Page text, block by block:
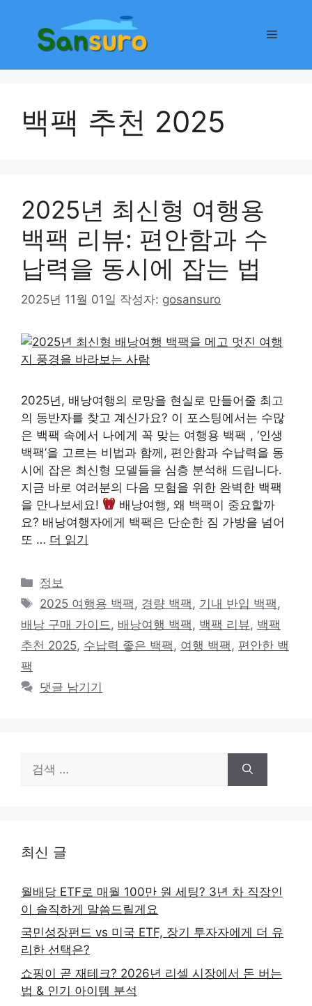
메
백팩 추천 2025
2025년 최신형 여행용
백팩 리뷰: 편안함과 수
납력을 동시에 잡는 법
2025년 11월 01일 작성자: gosansuro
2025년, 배낭여행의 로망을 현실로 만들어줄 최고
의 동반자를 찾고 계신가요? 이 포스팅에서는 수많
은 백팩 속에서 나에게 꼭 맞는 여행용 백팩 , ‘인생
백팩’을 고르는 비법과 함께, 편안함과 수납력을 동
시에 잡은 최신형 모델들을 심층 분석해 드립니다.
지금 바로 여러분의 다음 모험을 위한 완벽한 백팩
을 만나보세요!
배낭여행, 왜 백팩이 중요할까
요? 배낭여행자에게 백팩은 단순한 짐 가방을 넘어
또 … 더 읽기
카
테
리
정보
태
그
2025 여행용 백팩 , 경량 백팩 , 기내 반입 백팩 ,
배낭 구매 가이드 , 배낭여행 백팩 , 백팩 리뷰, 백팩
추천 2025, 수납력 좋은 백팩 , 여행 백팩 , 편안한 백
팩
댓글 남기기
색:
최신 글
월배당 ETF로 매월 100만 원 세팅? 3년 차 직장인
이 솔직하게 말씀드릴게요
국민성장펀드 vs 미국 ETF, 장기 투자자에게 더 유
리한 선택은?
쇼핑이 곧 재테크? 2026년 리셀 시장에서 돈 버는
법 & 인기 아이템 분석